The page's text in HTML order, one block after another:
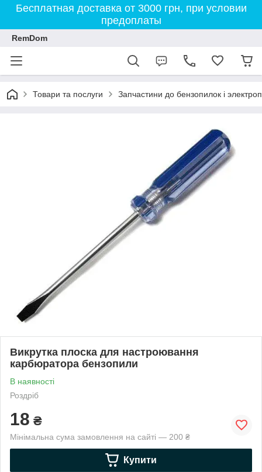
Бесплатная доставка от 3000 грн, при условии
предоплаты
RemDom
Товари та послуги Запчастини до бензопилок і
Викрутка плоска для настроювання
карбюратора бензопили
В наявності
Роздріб
18 ₴
Мінімальна сума замовлення на сайті — 200 ₴
Купити